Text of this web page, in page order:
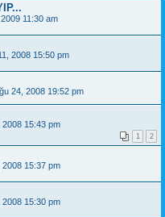
11:30 am
2008 15:50 pm
24, 2008 19:52 pm
2008 15:43 pm
1 2
2008 15:37 pm
2008 15:30 pm